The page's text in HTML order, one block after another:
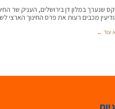
שנערך במלון דן בירושלים, העניק שר
מכבים רעות את פרס החינוך הארצי
עוד ←